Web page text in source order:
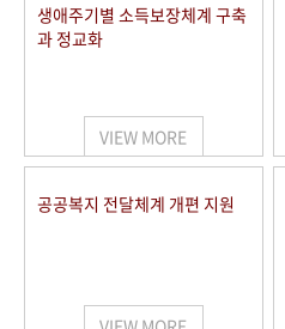
생애주기별 소득보장체계 구축
과 정교화
VIEW MORE
공공복지 전달체계 개편 지원